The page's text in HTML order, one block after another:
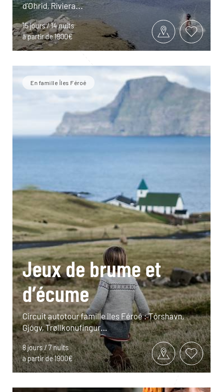
d’Ohrid, Riviera...
15 jours / 14 nuits
à partir de 1900€
En famille Îles Féroé
Jeux de brume et
d’écume
Circuit autotour famille îles Féroé : Tórshavn,
Gjógv, Trøllkonufingur…
8 jours / 7 nuits
à partir de 1900€